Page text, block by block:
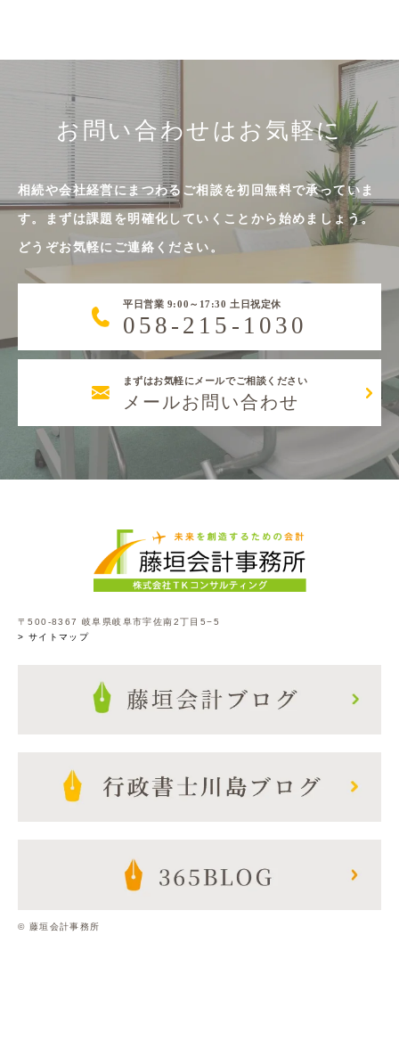
お問い合わせはお気軽に
相続や会社経営にまつわるご相談を初回無料で承っていま
す。まずは課題を明確化していくことから始めましょう。
どうぞお気軽にご連絡ください。
平日営業 9:00～17:30 土日祝定休
058-215-1030
まずはお気軽にメールでご相談ください
メールお問い合わせ
〒500-8367 岐阜県岐阜市宇佐南2丁目5−5
> サイトマップ
© 藤垣会計事務所